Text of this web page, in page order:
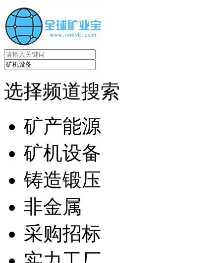
选择频道搜索
矿产能源
矿机设备
铸造锻压
非金属
采购招标